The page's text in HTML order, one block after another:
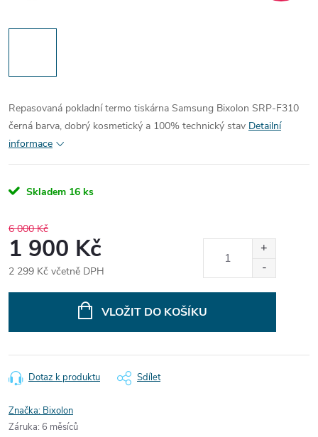
Repasovaná pokladní termo tiskárna Samsung Bixolon SRP-F310
černá barva, dobrý kosmetický a 100% technický stav Detailní
informace
Skladem 16 ks
6 000 Kč
1 900 Kč
2 299 Kč včetně DPH
VLOŽIT DO KOŠÍKU
Dotaz k produktu Sdílet
Značka: Bixolon
Záruka: 6 měsíců